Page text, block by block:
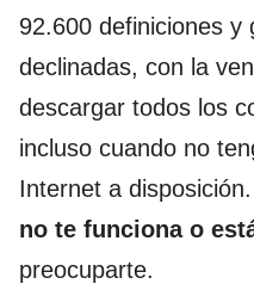
92.600 definiciones
declinadas, con la
descargar todos los
incluso cuando no
Internet a
no te funciona o
preocuparte.